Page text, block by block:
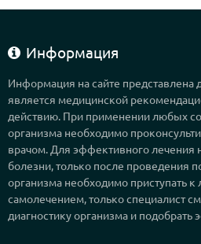
Информация
Информация на сайте представлена
является медицинской
действию. При применении любых
организма необходимо
врачом. Для эффективного лечения
болезни, только после проведения
организма необходимо приступать
самолечением, только специалист
диагностику организма и